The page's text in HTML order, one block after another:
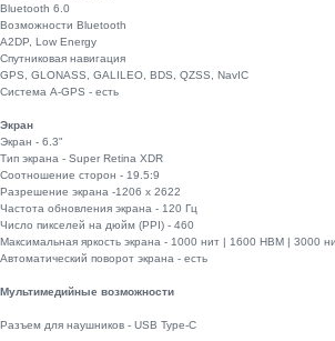
Bluetooth 6.0
Возможности Bluetooth
A2DP, Low Energy
Спутниковая навигация
GPS, GLONASS, GALILEO, BDS, QZSS, NavIC
Система A-GPS - есть
Экран
Экран - 6.3"
Тип экрана - Super Retina XDR
Соотношение сторон - 19.5:9
Разрешение экрана -1206 x 2622
Частота обновления экрана - 120 Гц
Число пикселей на дюйм (PPI) - 460
Максимальная яркость экрана - 1000 нит | 1600 HBM | 3000
Автоматический поворот экрана - есть
Мультимедийные возможности
Разъем для наушников - USB Type-C